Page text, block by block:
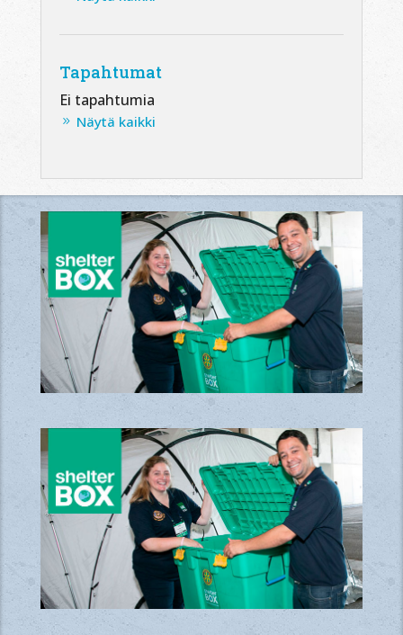
Tapahtumat
Ei tapahtumia
Näytä kaikki